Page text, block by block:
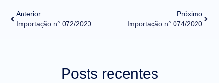
Anterior
Importação n° 072/2020
Próximo
Importação n° 074/2020
Posts recentes